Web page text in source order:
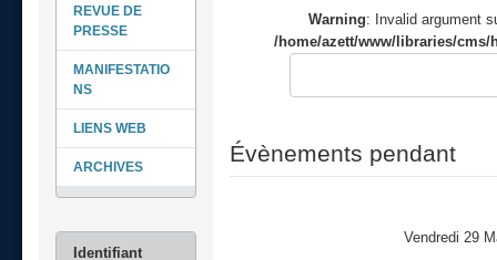
REVUE DE
PRESSE
MANIFESTATIO
NS
LIENS WEB
ARCHIVES
Warning: Invalid argument
/home/azett/www/libraries/cms/
Évènements pendant
Vendredi 29